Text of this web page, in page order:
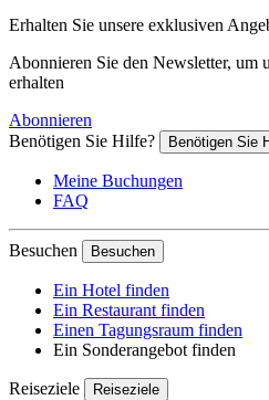
Erhalten Sie unsere exklusiven
Abonnieren Sie den Newsletter, um
erhalten
Abonnieren
Benötigen Sie Hilfe?
Benötigen Sie
Meine Buchungen
FAQ
Besuchen Besuchen
Ein Hotel finden
Ein Restaurant finden
Einen Tagungsraum finden
Ein Sonderangebot finden
Reiseziele Reiseziele